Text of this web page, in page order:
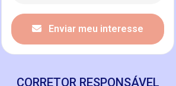
Enviar meu interesse
CORRETOR RESPONSÁVEL